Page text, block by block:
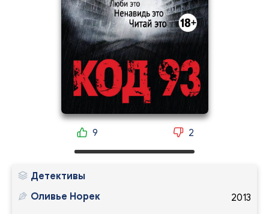
9 2
Детективы
2013
Оливье Норек